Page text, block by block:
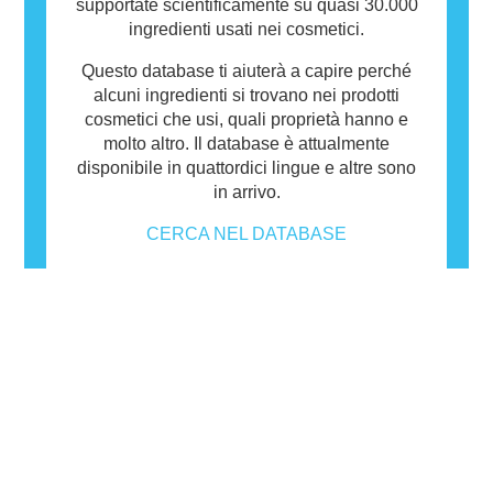
supportate scientificamente su quasi 30.000
ingredienti usati nei cosmetici.
Questo database ti aiuterà a capire perché
alcuni ingredienti si trovano nei prodotti
cosmetici che usi, quali proprietà hanno e
molto altro. Il database è attualmente
disponibile in quattordici lingue e altre sono
in arrivo.
CERCA NEL DATABASE